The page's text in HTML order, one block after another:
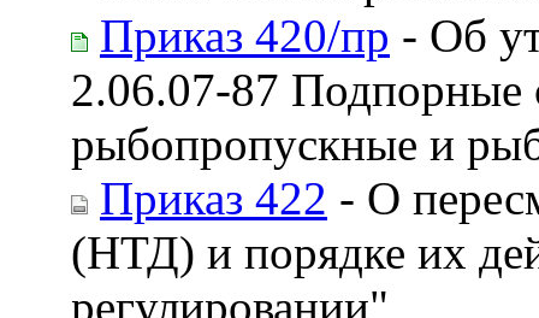
Приказ 420/пр - Об
2.06.07-87
рыбопропускные и
Приказ 422 - О
(НТД) и порядке их
регулировании"